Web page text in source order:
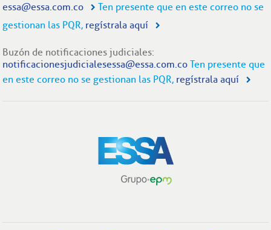
essa@essa.com.co
Ten presente que en este correo no se
gestionan las PQR, regístrala aquí
Buzón de notificaciones judiciales:
notificacionesjudicialesessa@essa.com.co Ten presente que
en este correo no se gestionan las PQR, regístrala aquí